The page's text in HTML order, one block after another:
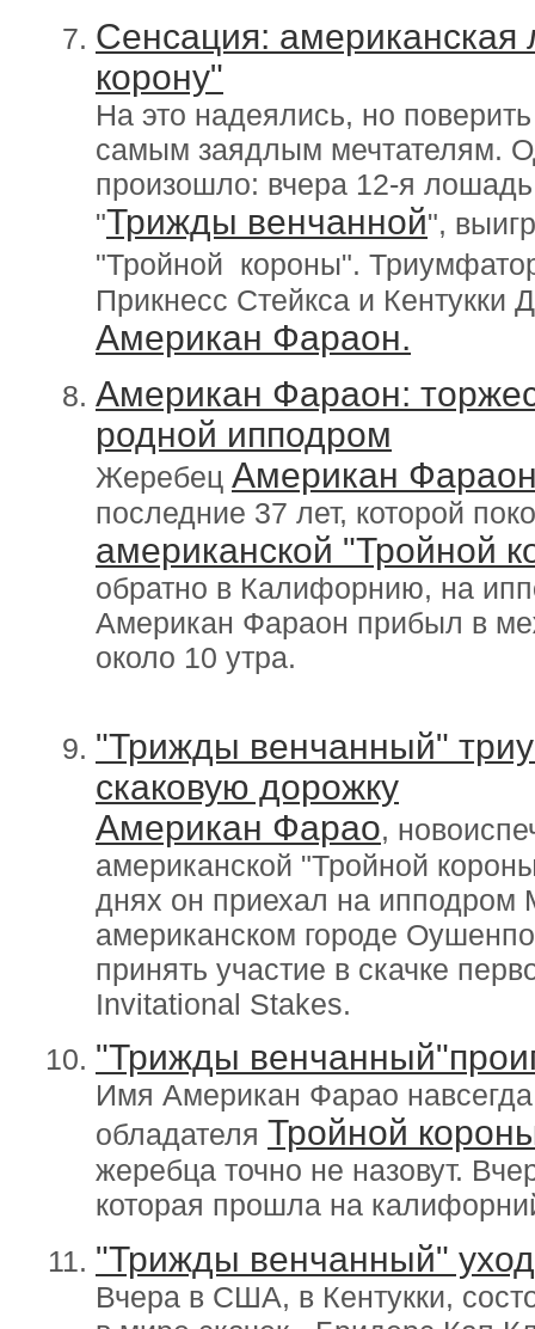
Сенсация:
корону"
На это надеялись, но
самым заядлым мечтателям.
произошло: вчера 12-я
"Трижды венчанной",
"Тройной короны".
Прикнесс Стейкса и Кентукки
Американ Фараон.
Американ Фараон:
родной ипподром
Жеребец Американ
последние 37 лет, которой
американской "Тройной
обратно в Калифорнию, на
Американ Фараон прибыл в
около 10 утра.
"Трижды венчанный"
скаковую дорожку
Американ Фарао,
американской "Тройной
днях он приехал на
американском городе
принять участие в скачке
Invitational Stakes.
"Трижды
Имя Американ Фарао
обладателя Тройной
жеребца точно не назовут.
которая прошла на
"Трижды венчанный"
Вчера в США, в Кентукки,